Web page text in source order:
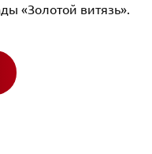
«Золотой витязь».